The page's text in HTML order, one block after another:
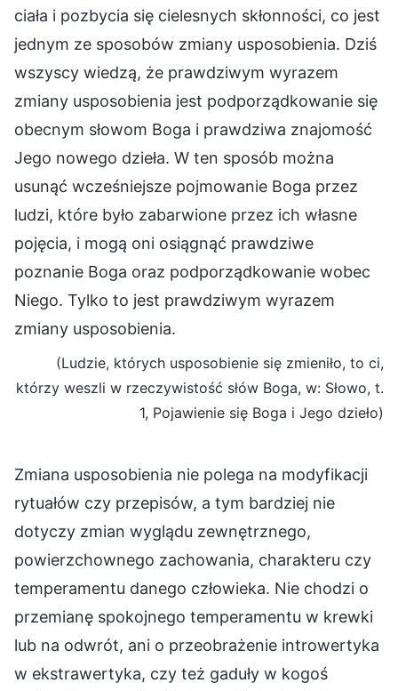
ciała i pozbycia się cielesnych skłonności, co jest
jednym ze sposobów zmiany usposobienia. Dziś
wszyscy wiedzą, że prawdziwym wyrazem
zmiany usposobienia jest podporządkowanie się
obecnym słowom Boga i prawdziwa znajomość
Jego nowego dzieła. W ten sposób można
usunąć wcześniejsze pojmowanie Boga przez
ludzi, które było zabarwione przez ich własne
pojęcia, i mogą oni osiągnąć prawdziwe
poznanie Boga oraz podporządkowanie wobec
Niego. Tylko to jest prawdziwym wyrazem
zmiany usposobienia.
(Ludzie, których usposobienie się zmieniło, to ci,
którzy weszli w rzeczywistość słów Boga, w: Słowo, t.
1, Pojawienie się Boga i Jego dzieło)
Zmiana usposobienia nie polega na modyfikacji
rytuałów czy przepisów, a tym bardziej nie
dotyczy zmian wyglądu zewnętrznego,
powierzchownego zachowania, charakteru czy
temperamentu danego człowieka. Nie chodzi o
przemianę spokojnego temperamentu w krewki
lub na odwrót, ani o przeobrażenie introwertyka
w ekstrawertyka, czy też gaduły w kogoś